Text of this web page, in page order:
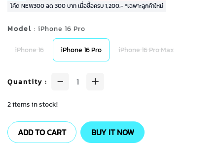
โค้ด NEW300 ลด 300 บาท เมื่อซื้อครบ 1,200.- *เฉพาะลูกค้าใหม่
Model : iPhone 16 Pro
iPhone 16 iPhone 16 Pro iPhone 16 Pro Max
Quantity :
2 items in stock!
ADD TO CART BUY IT NOW